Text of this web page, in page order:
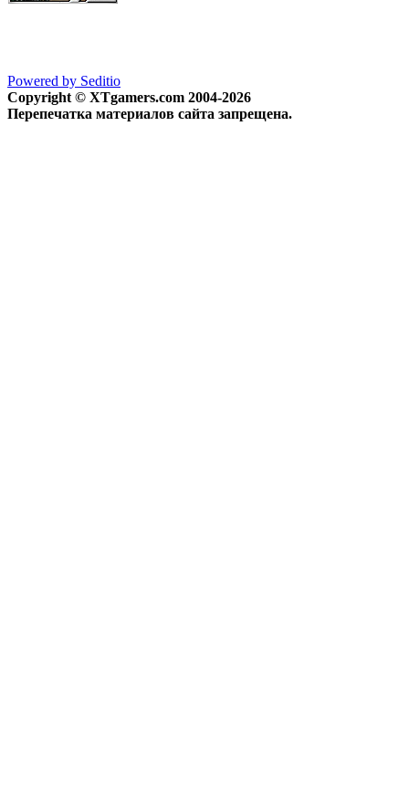
Powered by Seditio
Copyright © XTgamers.com 2004-2026
Перепечатка материалов сайта запрещена.